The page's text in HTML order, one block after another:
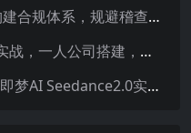
电商财税风控实战：3天构建合规体系，规避稽查风险，守护企业核心利润
从流量到变现｜百万博主实战，一人公司搭建，轻资产放大商业价值
《霍去病》AI短片教学：即梦AI Seedance2.0实操，从拍摄到电影级成片全流程